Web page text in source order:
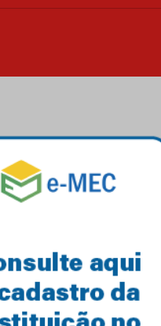
os funcionários
07.11.2024
Equipe de saltos
do Mackenzie Brasília
Gravação do projeto “Mais
31 mil vozes com a